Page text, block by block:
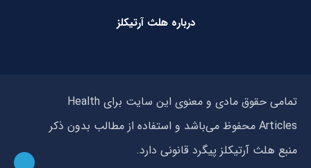
درباره هلث آرتیکلز
تمامی حقوق مادی و معنوی این سایت برای Health
Articles محفوظ می‌باشد و استفاده از مطالب بدون ذکر
منبع هلث آرتیکلز پیگرد قانونی دارد.